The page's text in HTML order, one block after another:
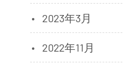
2023年3月
2022年11月